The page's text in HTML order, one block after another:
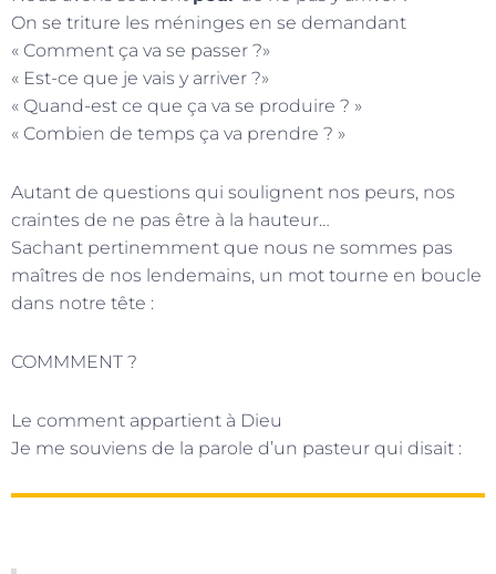
On se triture les méninges en se demandant
« Comment ça va se passer ?»
« Est-ce que je vais y arriver ?»
« Quand-est ce que ça va se produire ? »
« Combien de temps ça va prendre ? »
Autant de questions qui soulignent nos peurs, nos
craintes de ne pas être à la hauteur…
Sachant pertinemment que nous ne sommes pas
maîtres de nos lendemains, un mot tourne en boucle
dans notre tête :
COMMMENT ?
Le comment appartient à Dieu
Je me souviens de la parole d’un pasteur qui disait :